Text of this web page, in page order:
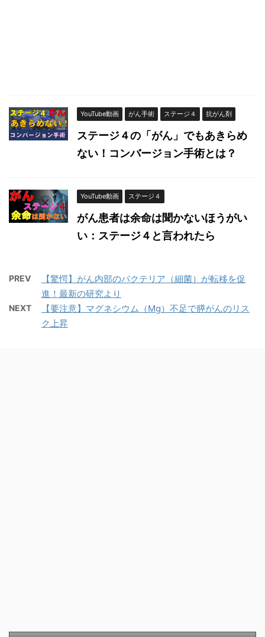
YouTube動画 がん手術 ステージ４ 抗がん剤
ステージ４の「がん」でもあきらめ
ない！コンバージョン手術とは？
YouTube動画 ステージ４
がん患者は余命は聞かないほうがい
い：ステージ４と言われたら
PREV
【驚愕】がん内部のバクテリア（細菌）が転移を促
進！最新の研究より
NEXT
【要注意】マグネシウム（Mg）不足で膵がんのリス
ク上昇